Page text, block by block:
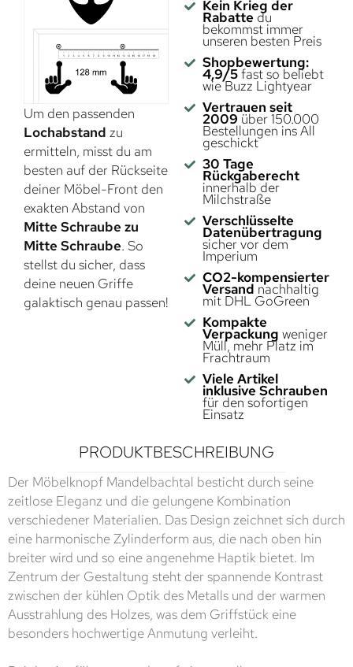
Um den passenden
Lochabstand zu
ermitteln, misst du am
besten auf der Rückseite
deiner Möbel-Front den
exakten Abstand von
Mitte Schraube zu
Mitte Schraube. So
stellst du sicher, dass
deine neuen Griffe
galaktisch genau passen!
Kein Krieg der
Rabattedu
bekommst immer
unseren besten Preis
Shopbewertung:
4,9/5fast so beliebt
wie Buzz Lightyear
Vertrauen seit
2009über 150.000
Bestellungen ins All
geschickt
30 Tage
Rückgaberecht
innerhalb der
Milchstraße
Verschlüsselte
Datenübertragung
sicher vor dem
Imperium
CO2-kompensierter
Versand nachhaltig
mit DHL GoGreen
Kompakte
Verpackung weniger
Müll, mehr Platz im
Frachtraum
Viele Artikel
inklusive Schrauben
für den sofortigen
Einsatz
PRODUKTBESCHREIBUNG
Der Möbelknopf Mandelbachtal besticht durch seine
zeitlose Eleganz und die gelungene Kombination
verschiedener Materialien. Das Design zeichnet sich durch
eine harmonische Zylinderform aus, die nach oben hin
breiter wird und so eine angenehme Haptik bietet. Im
Zentrum der Gestaltung steht der spannende Kontrast
zwischen der kühlen Optik des Metalls und der warmen
Ausstrahlung des Holzes, was dem Griffstück eine
besonders hochwertige Anmutung verleiht.